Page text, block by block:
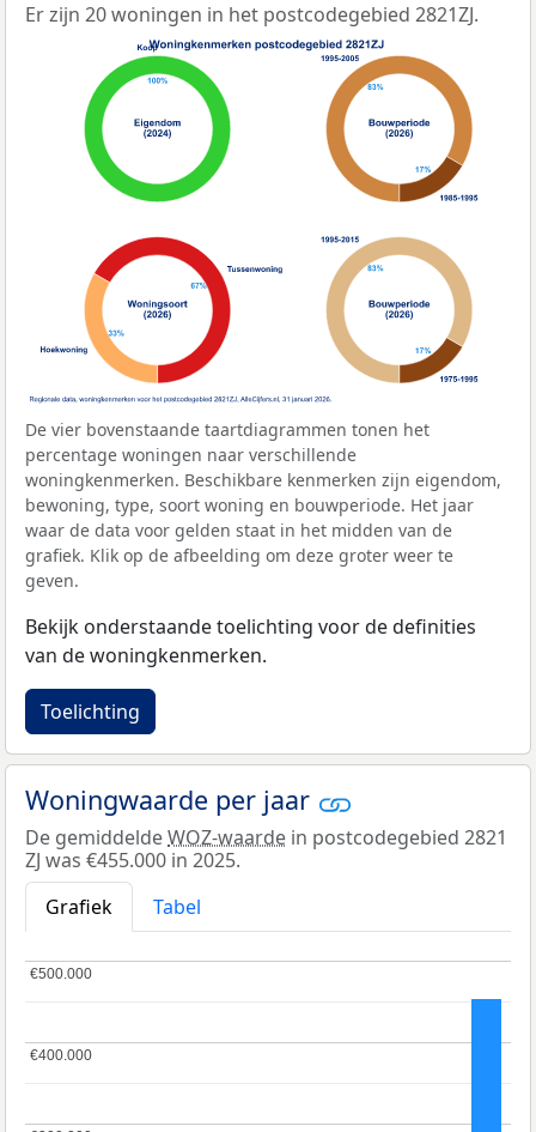
Er zijn 20 woningen in het postcodegebied 2821ZJ.
De vier bovenstaande taartdiagrammen tonen het
percentage woningen naar verschillende
woningkenmerken. Beschikbare kenmerken zijn eigendom,
bewoning, type, soort woning en bouwperiode. Het jaar
waar de data voor gelden staat in het midden van de
grafiek. Klik op de afbeelding om deze groter weer te
geven.
Bekijk onderstaande toelichting voor de definities
van de woningkenmerken.
Toelichting
Woningwaarde per jaar
De gemiddeldeWOZ-waarde in postcodegebied 2821
ZJ was €455.000 in 2025.
Grafiek
Tabel
€400.000
€400.000
€500.000
€500.000